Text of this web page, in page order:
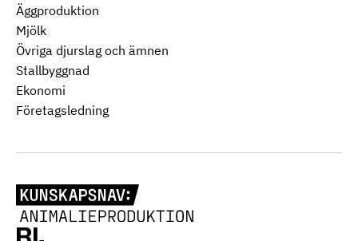
Äggproduktion
Mjölk
Övriga djurslag och ämnen
Stallbyggnad
Ekonomi
Företagsledning